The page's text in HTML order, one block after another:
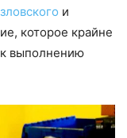
и
которое крайне
выполнению